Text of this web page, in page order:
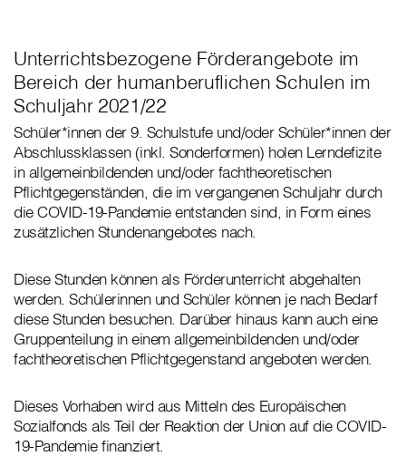
Unterrichtsbezogene Förderangebote im
Bereich der humanberuflichen Schulen im
Schuljahr 2021/22
Schüler*innen der 9. Schulstufe und/oder Schüler*innen der
Abschlussklassen (inkl. Sonderformen) holen Lerndefizite
in allgemeinbildenden und/oder fachtheoretischen
Pflichtgegenständen, die im vergangenen Schuljahr durch
die COVID-19-Pandemie entstanden sind, in Form eines
zusätzlichen Stundenangebotes nach.
Diese Stunden können als Förderunterricht abgehalten
werden. Schülerinnen und Schüler können je nach Bedarf
diese Stunden besuchen. Darüber hinaus kann auch eine
Gruppenteilung in einem allgemeinbildenden und/oder
fachtheoretischen Pflichtgegenstand angeboten werden.
Dieses Vorhaben wird aus Mitteln des Europäischen
Sozialfonds als Teil der Reaktion der Union auf die COVID-
19-Pandemie finanziert.